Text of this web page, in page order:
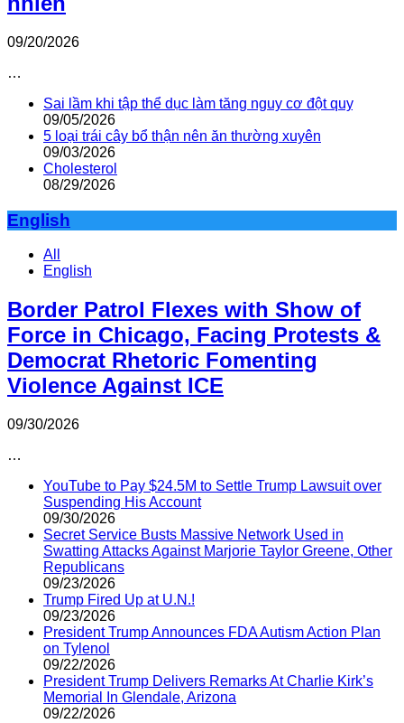
09/20/2026
…
Sai lầm khi tập thể dục làm tăng nguy cơ đột quỵ
09/05/2026
5 loại trái cây bổ thận nên ăn thường xuyên
09/03/2026
Cholesterol
08/29/2026
English
All
English
Border Patrol Flexes with Show of
Force in Chicago, Facing Protests &
Democrat Rhetoric Fomenting
Violence Against ICE
09/30/2026
…
YouTube to Pay $24.5M to Settle Trump Lawsuit over
Suspending His Account
09/30/2026
Secret Service Busts Massive Network Used in
Swatting Attacks Against Marjorie Taylor Greene, Other
Republicans
09/23/2026
Trump Fired Up at U.N.!
09/23/2026
President Trump Announces FDA Autism Action Plan
on Tylenol
09/22/2026
President Trump Delivers Remarks At Charlie Kirk’s
Memorial In Glendale, Arizona
09/22/2026